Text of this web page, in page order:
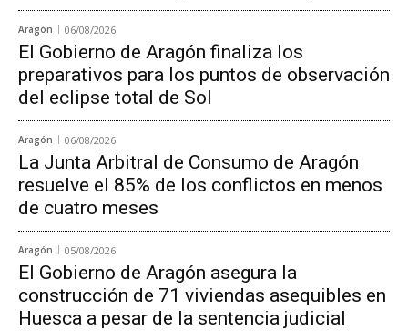
Aragón 06/08/2026
El Gobierno de Aragón finaliza los
preparativos para los puntos de observación
del eclipse total de Sol
Aragón 06/08/2026
La Junta Arbitral de Consumo de Aragón
resuelve el 85% de los conflictos en menos
de cuatro meses
Aragón 05/08/2026
El Gobierno de Aragón asegura la
construcción de 71 viviendas asequibles en
Huesca a pesar de la sentencia judicial